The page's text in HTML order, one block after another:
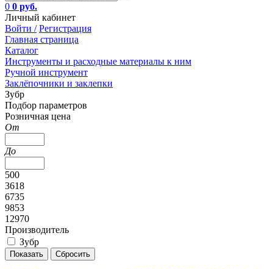
0 0 руб.
Личный кабинет
Войти / Регистрация
Главная страница
Каталог
Инструменты и расходные материалы к ним
Ручной инструмент
Заклёпочники и заклепки
Зубр
Подбор параметров
Розничная цена
От
До
500
3618
6735
9853
12970
Производитель
Зубр